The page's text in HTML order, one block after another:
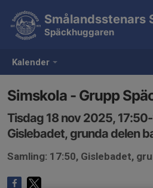
Kalender
Smålandsstenars
Späckhuggaren
Simskola - Grupp
Tisdag 18 nov 2025,
Gislebadet, grunda delen
Samling: 17:50, Gislebadet,